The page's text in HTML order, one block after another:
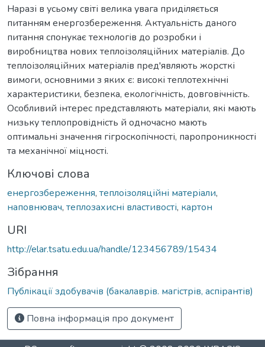
Наразі в усьому світі велика увага приділяється
питанням енергозбереження. Актуальність даного
питання спонукає технологів до розробки і
виробництва нових теплоізоляційних матеріалів. До
теплоізоляційних матеріалів пред'являють жорсткі
вимоги, основними з яких є: високі теплотехнічні
характеристики, безпека, екологічність, довговічність.
Особливий інтерес представляють матеріали, які мають
низьку теплопровідність й одночасно мають
оптимальні значення гігроскопічності, паропроникності
та механічної міцності.
Ключові слова
енергозбереження, теплоізоляційні матеріали,
наповнювач, теплозахисні властивості, картон
URI
http://elar.tsatu.edu.ua/handle/123456789/15434
Зібрання
Публікації здобувачів (бакалаврів. магістрів, аспірантів)
Повна інформація про документ